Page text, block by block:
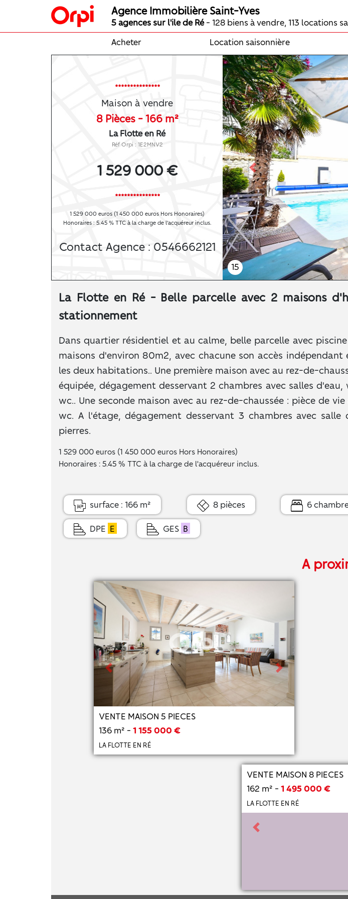
Agence Immobilière Saint-Yves
5 agences sur l'ile de Ré- 128 biens à vendre, 113 locations
Acheter Location saisonnière
***************
Maison à vendre
8 Pièces - 166 m²
La Flotte en Ré
Réf Orpi : 1E2MNV2
1 529 000 €
***************
1 529 000 euros (1 450 000 euros Hors Honoraires)
Honoraires : 5.45 % TTC à la charge de l'acquéreur inclus.
Contact Agence : 0546662121
Previous
15
La Flotte en Ré - Belle parcelle avec 2 maisons
stationnement
Dans quartier résidentiel et au calme, belle parcelle avec
maisons d'environ 80m2, avec chacune son accès
les deux habitations.. Une première maison avec au rez-de-
équipée, dégagement desservant 2 chambres avec salles
wc.. Une seconde maison avec au rez-de-chaussée : pièce de
wc. A l'étage, dégagement desservant 3 chambres avec
pierres.
1 529 000 euros (1 450 000 euros Hors Honoraires)
Honoraires : 5.45 % TTC à la charge de l'acquéreur inclus.
surface : 166 m² 8 pièces 6
DPE E GES B
A
VENTE MAISON 5 PIECES
136 m² - 1 155 000 €
LA FLOTTE EN RÉ
Previous Next
VENTE MAISON 8 PIECES
162 m² - 1 495 000 €
LA FLOTTE EN RÉ
Previous